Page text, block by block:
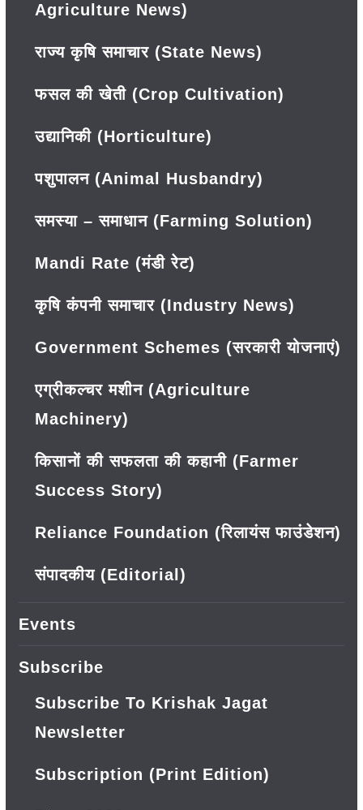
Agriculture News)
राज्य कृषि समाचार (State News)
फसल की खेती (Crop Cultivation)
उद्यानिकी (Horticulture)
पशुपालन (Animal Husbandry)
समस्या – समाधान (Farming Solution)
Mandi Rate (मंडी रेट)
कृषि कंपनी समाचार (Industry News)
Government Schemes (सरकारी योजनाएं)
एग्रीकल्चर मशीन (Agriculture
Machinery)
किसानों की सफलता की कहानी (Farmer
Success Story)
Reliance Foundation (रिलायंस फाउंडेशन)
संपादकीय (Editorial)
Events
Subscribe
Subscribe To Krishak Jagat
Newsletter
Subscription (Print Edition)